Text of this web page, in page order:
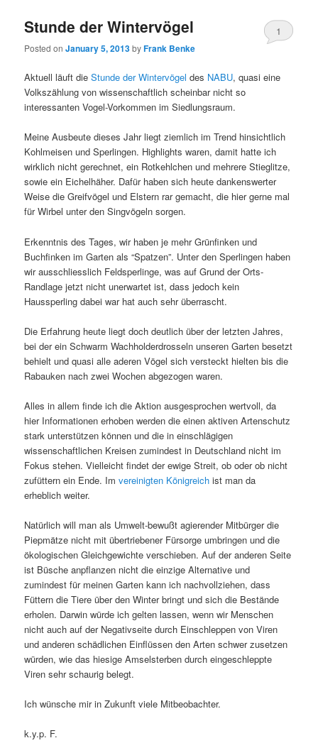
Stunde der Wintervögel
Posted onJanuary 5, 2013byFrank Benke
1
Aktuell läuft dieStunde der Wintervögel des NABU, quasi eine
Volkszählung von wissenschaftlich scheinbar nicht so
interessanten Vogel-Vorkommen im Siedlungsraum.
Meine Ausbeute dieses Jahr liegt ziemlich im Trend hinsichtlich
Kohlmeisen und Sperlingen. Highlights waren, damit hatte ich
wirklich nicht gerechnet, ein Rotkehlchen und mehrere Stieglitze,
sowie ein Eichelhäher. Dafür haben sich heute dankenswerter
Weise die Greifvögel und Elstern rar gemacht, die hier gerne mal
für Wirbel unter den Singvögeln sorgen.
Erkenntnis des Tages, wir haben je mehr Grünfinken und
Buchfinken im Garten als “Spatzen”. Unter den Sperlingen haben
wir ausschliesslich Feldsperlinge, was auf Grund der Orts-
Randlage jetzt nicht unerwartet ist, dass jedoch kein
Haussperling dabei war hat auch sehr überrascht.
Die Erfahrung heute liegt doch deutlich über der letzten Jahres,
bei der ein Schwarm Wachholderdrosseln unseren Garten besetzt
behielt und quasi alle aderen Vögel sich versteckt hielten bis die
Rabauken nach zwei Wochen abgezogen waren.
Alles in allem finde ich die Aktion ausgesprochen wertvoll, da
hier Informationen erhoben werden die einen aktiven Artenschutz
stark unterstützen können und die in einschlägigen
wissenschaftlichen Kreisen zumindest in Deutschland nicht im
Fokus stehen. Vielleicht findet der ewige Streit, ob oder ob nicht
zufüttern ein Ende. Imvereinigten Königreich ist man da
erheblich weiter.
Natürlich will man als Umwelt-bewußt agierender Mitbürger die
Piepmätze nicht mit übertriebener Fürsorge umbringen und die
ökologischen Gleichgewichte verschieben. Auf der anderen Seite
ist Büsche anpflanzen nicht die einzige Alternative und
zumindest für meinen Garten kann ich nachvollziehen, dass
Füttern die Tiere über den Winter bringt und sich die Bestände
erholen. Darwin würde ich gelten lassen, wenn wir Menschen
nicht auch auf der Negativseite durch Einschleppen von Viren
und anderen schädlichen Einflüssen den Arten schwer zusetzen
würden, wie das hiesige Amselsterben durch eingeschleppte
Viren sehr schaurig belegt.
Ich wünsche mir in Zukunft viele Mitbeobachter.
k.y.p. F.